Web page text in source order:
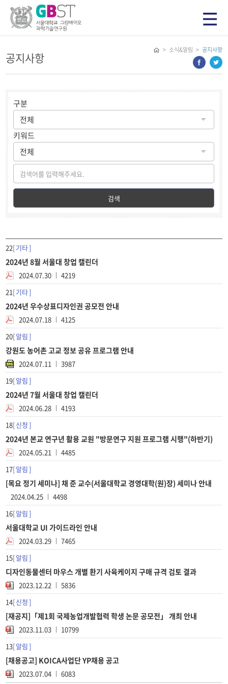
공지사항
> 소식&알림 > 공지사항
구분
키워드
검색
22 기타
2024년 8월 서울대 창업 캘린더
2024.07.30
4219
21 기타
2024년 우수상표디자인권 공모전 안내
2024.07.18
4125
20 알림
강원도 농어촌 고교 정보 공유 프로그램 안내
2024.07.11
3987
19 알림
2024년 7월 서울대 창업 캘린더
2024.06.28
4193
18 신청
2024년 본교 연구년 활용 교원 "방문연구 지원 프로그램 시행"(하반기)
2024.05.21
4485
17 알림
[목요 정기 세미나] 채 준 교수(서울대학교 경영대학(원)장) 세미나 안내
2024.04.25
4498
16 알림
서울대학교 UI 가이드라인 안내
2024.03.29
7465
15 알림
디자인동물센터 마우스 개별 환기 사육케이지 구매 규격 검토 결과
2023.12.22
5836
14 신청
[재공지]「제1회 국제농업개발협력 학생 논문 공모전」 개최 안내
2023.11.03
10799
13 알림
[채용공고] KOICA사업단 YP채용 공고
2023.07.04 6083